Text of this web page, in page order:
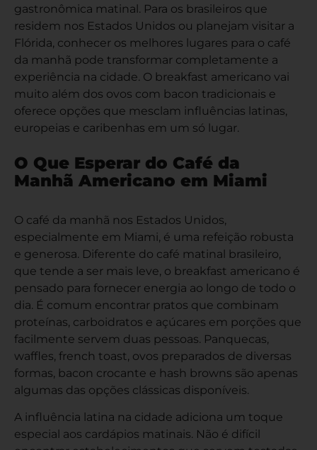
gastronômica matinal. Para os brasileiros que
residem nos Estados Unidos ou planejam visitar a
Flórida, conhecer os melhores lugares para o café
da manhã pode transformar completamente a
experiência na cidade. O breakfast americano vai
muito além dos ovos com bacon tradicionais e
oferece opções que mesclam influências latinas,
europeias e caribenhas em um só lugar.
O Que Esperar do Café da
Manhã Americano em Miami
O café da manhã nos Estados Unidos,
especialmente em Miami, é uma refeição robusta
e generosa. Diferente do café matinal brasileiro,
que tende a ser mais leve, o breakfast americano é
pensado para fornecer energia ao longo de todo o
dia. É comum encontrar pratos que combinam
proteínas, carboidratos e açúcares em porções que
facilmente servem duas pessoas. Panquecas,
waffles, french toast, ovos preparados de diversas
formas, bacon crocante e hash browns são apenas
algumas das opções clássicas disponíveis.
A influência latina na cidade adiciona um toque
especial aos cardápios matinais. Não é difícil